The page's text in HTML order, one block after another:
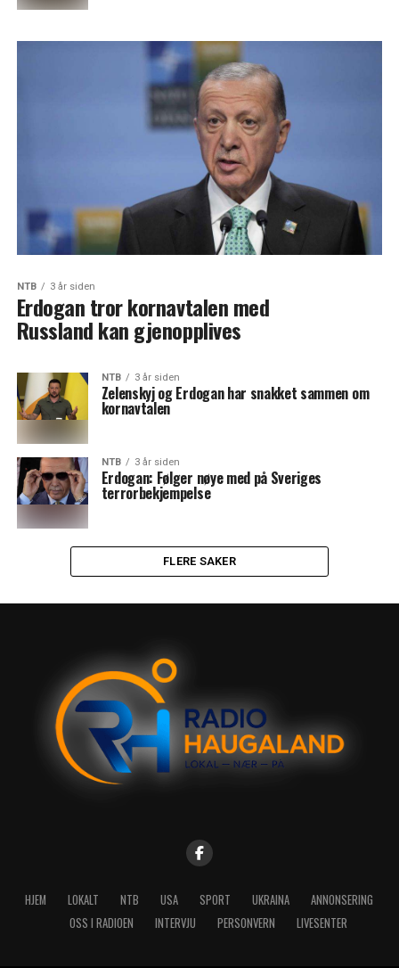
NTB 3 år siden
Erdogan tror kornavtalen med
Russland kan gjenopplives
NTB 3 år siden
Zelenskyj og Erdogan har snakket sammen om
kornavtalen
NTB 3 år siden
Erdogan: Følger nøye med på Sveriges
terrorbekjempelse
FLERE SAKER
HJEM LOKALT NTB USA SPORT UKRAINA
ANNONSERING
OSS I RADIOEN
INTERVJU PERSONVERN LIVESENTER